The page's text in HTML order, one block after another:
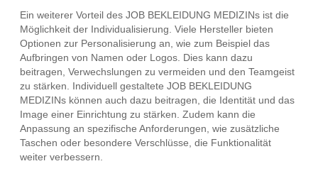
Ein weiterer Vorteil des JOB BEKLEIDUNG MEDIZINs ist die
Möglichkeit der Individualisierung. Viele Hersteller bieten
Optionen zur Personalisierung an, wie zum Beispiel das
Aufbringen von Namen oder Logos. Dies kann dazu
beitragen, Verwechslungen zu vermeiden und den Teamgeist
zu stärken. Individuell gestaltete JOB BEKLEIDUNG
MEDIZINs können auch dazu beitragen, die Identität und das
Image einer Einrichtung zu stärken. Zudem kann die
Anpassung an spezifische Anforderungen, wie zusätzliche
Taschen oder besondere Verschlüsse, die Funktionalität
weiter verbessern.